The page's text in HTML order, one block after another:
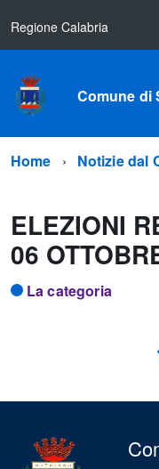
Regione Calabria
Comune di
Home Notizie dal
ELEZIONI
06
La categoria